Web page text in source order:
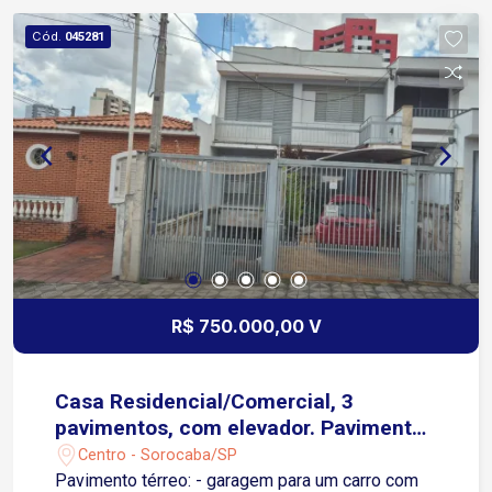
Cód. 045281
R$ 750.000,00 V
Casa Residencial/Comercial, 3
pavimentos, com elevador. Pavimento
Térreo c/ garagem p/ 1 carro.
Centro - Sorocaba/SP
Pavimento térreo: - garagem para um carro com